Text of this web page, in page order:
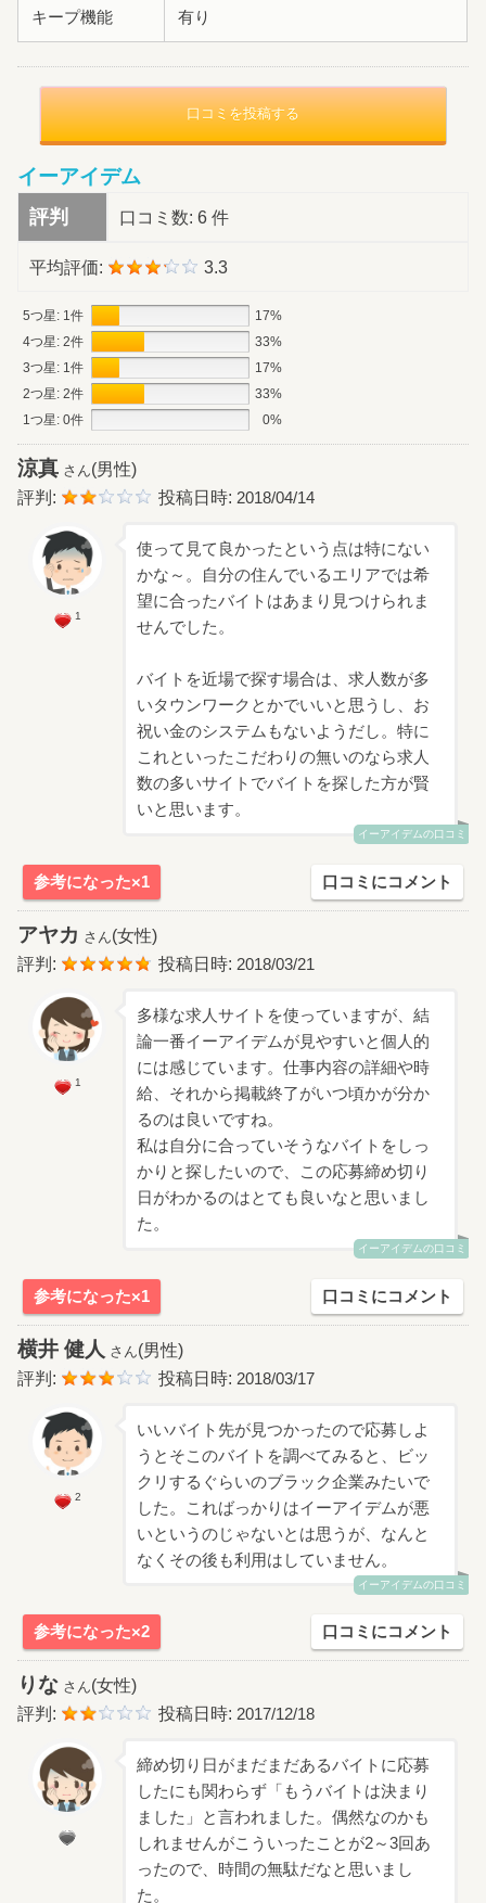
キープ機能 有り
口コミを投稿する
イーアイデム
評判 口コミ数:6 件
平均評価: 3.3
5つ星: 1件
17%
4つ星: 2件
33%
3つ星: 1件
17%
2つ星: 2件
33%
1つ星: 0件
0%
涼真 さん(男性)
評判:
投稿日時: 2018/04/14
1
使って見て良かったという点は特にない
かな～。自分の住んでいるエリアでは希
望に合ったバイトはあまり見つけられま
せんでした。
バイトを近場で探す場合は、求人数が多
いタウンワークとかでいいと思うし、お
祝い金のシステムもないようだし。特に
これといったこだわりの無いのなら求人
数の多いサイトでバイトを探した方が賢
いと思います。
イーアイデムの口コミ
参考になった×1 口コミにコメント
アヤカ さん(女性)
評判:
投稿日時: 2018/03/21
1
多様な求人サイトを使っていますが、結
論一番イーアイデムが見やすいと個人的
には感じています。仕事内容の詳細や時
給、それから掲載終了がいつ頃かが分か
るのは良いですね。
私は自分に合っていそうなバイトをしっ
かりと探したいので、この応募締め切り
日がわかるのはとても良いなと思いまし
た。
イーアイデムの口コミ
参考になった×1 口コミにコメント
横井 健人 さん(男性)
評判:
投稿日時: 2018/03/17
2
いいバイト先が見つかったので応募しよ
うとそこのバイトを調べてみると、ビッ
クリするぐらいのブラック企業みたいで
した。こればっかりはイーアイデムが悪
いというのじゃないとは思うが、なんと
なくその後も利用はしていません。
イーアイデムの口コミ
参考になった×2 口コミにコメント
りな さん(女性)
評判:
投稿日時: 2017/12/18
締め切り日がまだまだあるバイトに応募
したにも関わらず「もうバイトは決まり
ました」と言われました。偶然なのかも
しれませんがこういったことが2～3回あ
ったので、時間の無駄だなと思いまし
た。